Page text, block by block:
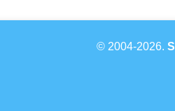
© 2004-2026.